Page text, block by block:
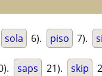
sola 6). piso 7).
saps 21). skip